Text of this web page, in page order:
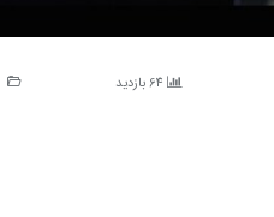
64 بازدید